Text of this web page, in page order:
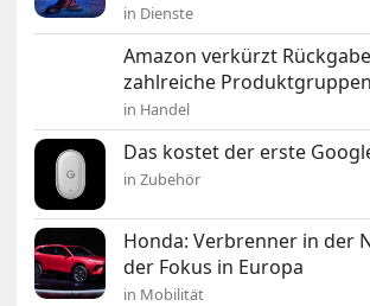
in Dienste
Amazon verkürzt
zahlreiche Produktgruppen
in Handel
Das kostet der erste
in Zubehör
Honda: Verbrenner in der
der Fokus in Europa
in Mobilität